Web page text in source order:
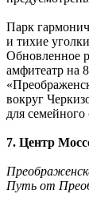
Парк
и тихие
Обновленное
амфитеатр на
вокруг
для
7. Центр
Путь от